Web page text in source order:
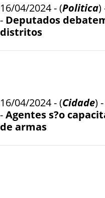
16/04/2024 - (Politica)
- Deputados
distritos
16/04/2024 - (Cidade)
-Agentes s?o
de armas